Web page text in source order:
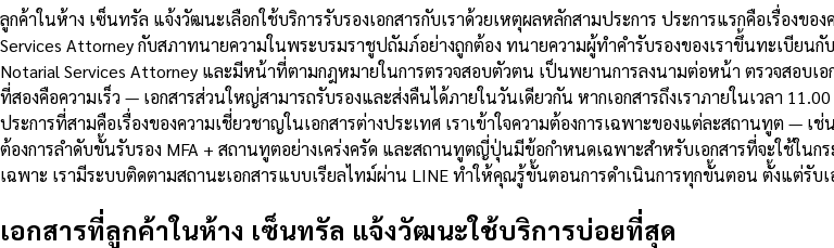
ลูกค้าในห้าง เซ็นทรัล แจ้งวัฒนะเลือกใช้บริการรับรองเอกสารกับเราด้วยเหตุผลหลักสามประการ ประการแรกคือเรื่อง
Services Attorney กับสภาทนายความในพระบรมราชูปถัมภ์อย่างถูกต้อง ทนายความผู้ทำคำรับรองของเราขึ้นทะเบีย
Notarial Services Attorney และมีหน้าที่ตามกฎหมายในการตรวจสอบตัวตน เป็นพยานการลงนามต่อหน้า ตรวจสอบเ
ที่สองคือความเร็ว — เอกสารส่วนใหญ่สามารถรับรองและส่งคืนได้ภายในวันเดียวกัน หากเอกสารถึงเราภายในเวลา
ประการที่สามคือเรื่องของความเชี่ยวชาญในเอกสารต่างประเทศ เราเข้าใจความต้องการเฉพาะของแต่ละสถานทูต —
ต้องการลำดับขั้นรับรอง MFA + สถานทูตอย่างเคร่งครัด และสถานทูตญี่ปุ่นมีข้อกำหนดเฉพาะสำหรับเอกสารที่จะใช้ใน
เฉพาะ เรามีระบบติดตามสถานะเอกสารแบบเรียลไทม์ผ่าน LINE ทำให้คุณรู้ขั้นตอนการดำเนินการทุกขั้นตอน ตั้งแต่รับเ
เอกสารที่ลูกค้าในห้าง เซ็นทรัล แจ้งวัฒนะใช้บริการบ่อยที่สุด